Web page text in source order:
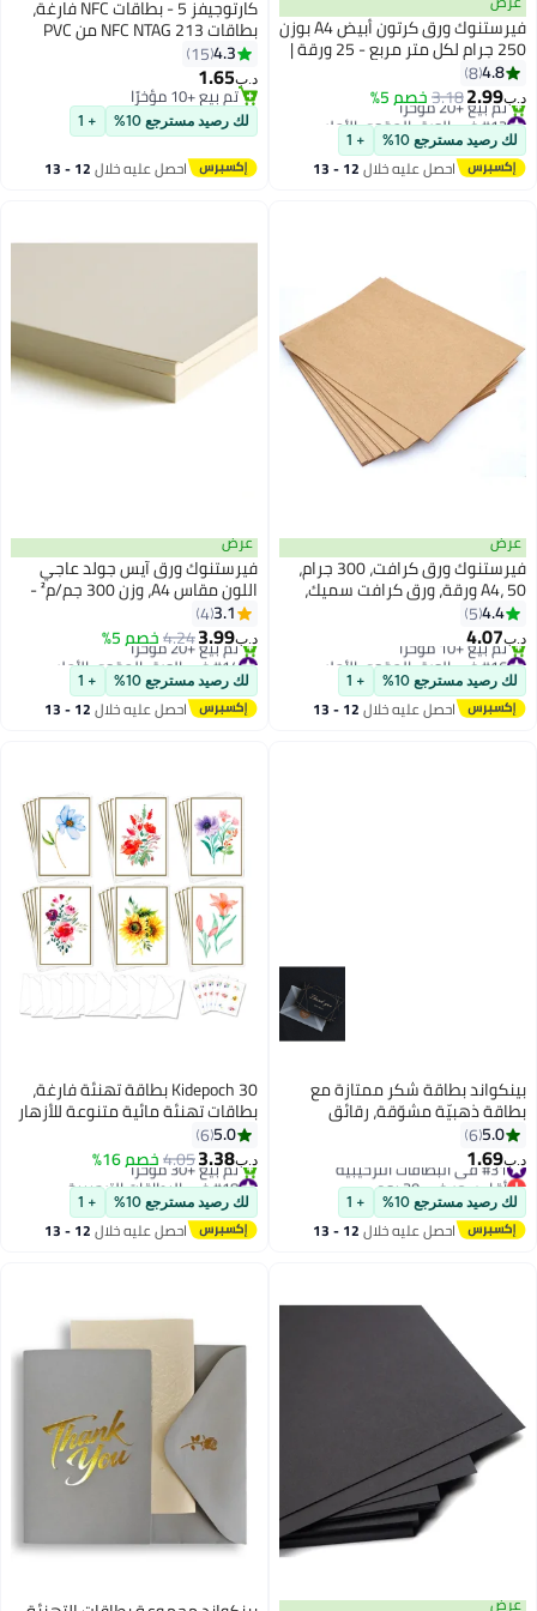
فيرستنوك ورق كرتون أبيض A4 بوزن
250 جرام لكل متر مربع - 25 ورقة |
ورق كرتوني بلمسة نهائية غير
لامعة مناسب للبروشورات،
والمنشورات، والطباعة الفنية،
والمواد التعليمية، والدعوات،
والقوائم، ومشاريع الأعمال اليدوية |
ورق كرتوني أبيض فارغ عالي
4.8
8
د.ب‏2.99
3.18خصم 5%
#12 في الورق المقوى الأملس
أقل سعر في السنة
تم بيع +20 مؤخرًا
#12 في الورق المقوى الأملس
لك رصيد مسترجع 10% + 1
احصل عليه خلال 12 - 13
كارتوجيفز 5 - بطاقات NFC فارغة،
بطاقات NFC NTAG 213 من PVC
قابلة للبرمجة، بطاقات ID من PVC
4.3
15
د.ب‏1.65
تم بيع +10 مؤخرًا
تم بيع +10 مؤخرًا
لك رصيد مسترجع 10% + 1
احصل عليه خلال 12 - 13
عرض
فيرستنوك ورق كرافت، 300 جرام،
A4، 50 ورقة، ورق كرافت سميك،
للطباعة والرسم وتغليف الهدايا،
4.4
5
د.ب‏4.07
#16 في الورق المقوى الأملس
أقل سعر في 30 يوم
تم بيع +10 مؤخرًا
#16 في الورق المقوى الأملس
لك رصيد مسترجع 10% + 1
احصل عليه خلال 12 - 13
عرض
فيرستنوك ورق آيس جولد عاجي
اللون مقاس A4، وزن 300 جم/م² -
10 أوراق، مثالي للشهادات، بطاقات
الأعمال، بطاقات الزفاف، وأوراق
الهدايا
3.1
4
د.ب‏3.99
4.24خصم 5%
#14 في الورق المقوى الأملس
أقل سعر في السنة
تم بيع +20 مؤخرًا
#14 في الورق المقوى الأملس
لك رصيد مسترجع 10% + 1
احصل عليه خلال 12 - 13
بينكواند بطاقة شكر ممتازة مع
بطاقة ذهبيّة مشوّقة، رقائق
سوداء وذهبيّة شكراً أنيقًا مع
مغلف وختم، هدية بطاقة الذكرى
السنوية للعمل، صديق صديق، أمي،
أبي
5.0
6
د.ب‏1.69
#31 في البطاقات الترحيبية
أقل سعر في 30 يوم
#31 في البطاقات الترحيبية
لك رصيد مسترجع 10% + 1
احصل عليه خلال 12 - 13
Kidepoch 30 بطاقة تهنئة فارغة،
بطاقات تهنئة مائية متنوعة للأزهار
لجميع المناسبات، 4x6 بوصة بطاقات
زهور فارغة مع أظرف وملصقات
5.0
6
د.ب‏3.38
4.05خصم 16%
#18 في البطاقات الترحيبية
أقل سعر في 30 يوم
تم بيع +30 مؤخرًا
#18 في البطاقات الترحيبية
لك رصيد مسترجع 10% + 1
احصل عليه خلال 12 - 13
عرض